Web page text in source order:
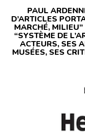
PAUL
D’ARTICLES
MARCHÉ,
“SYSTÈME DE
ACTEURS, SES
MUSÉES, SES